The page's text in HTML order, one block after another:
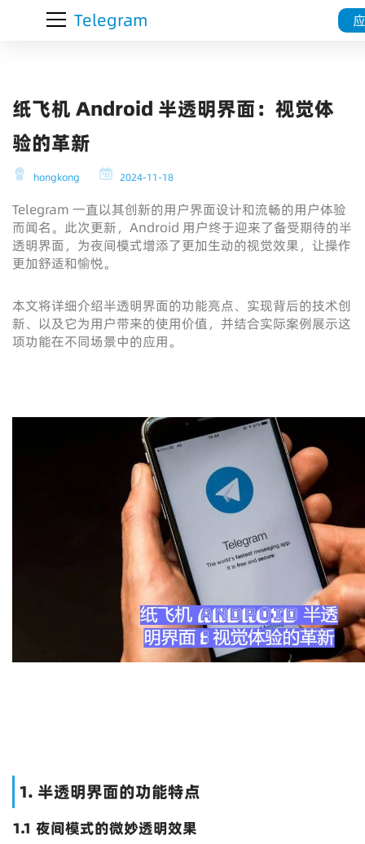
Telegram
纸飞机 Android 半透明界面：视觉体
验的革新
hongkong 2024-11-18
Telegram 一直以其创新的用户界面设计和流畅的用户体验
而闻名。此次更新，Android 用户终于迎来了备受期待的半
透明界面，为夜间模式增添了更加生动的视觉效果，让操作
更加舒适和愉悦。
本文将详细介绍半透明界面的功能亮点、实现背后的技术创
新、以及它为用户带来的使用价值，并结合实际案例展示这
项功能在不同场景中的应用。
1. 半透明界面的功能特点
1.1 夜间模式的微妙透明效果